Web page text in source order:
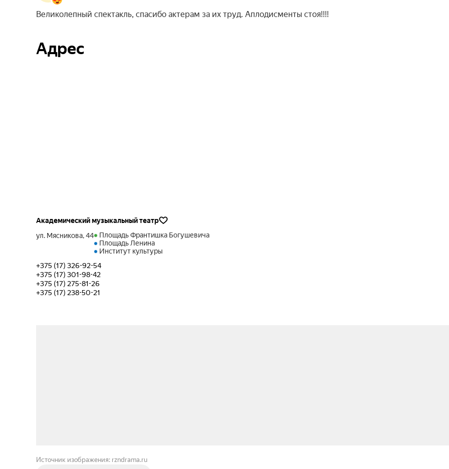
Великолепный спектакль, спасибо актерам за их труд. Аплодисменты стоя!!!!
Адрес
Академический музыкальный театр
ул. Мясникова, 44
Площадь Франтишка Богушевича
Площадь Ленина
Институт культуры
+375 (17) 326-92-54
+375 (17) 301-98-42
+375 (17) 275-81-26
+375 (17) 238-50-21
Источник изображения: rzndrama.ru